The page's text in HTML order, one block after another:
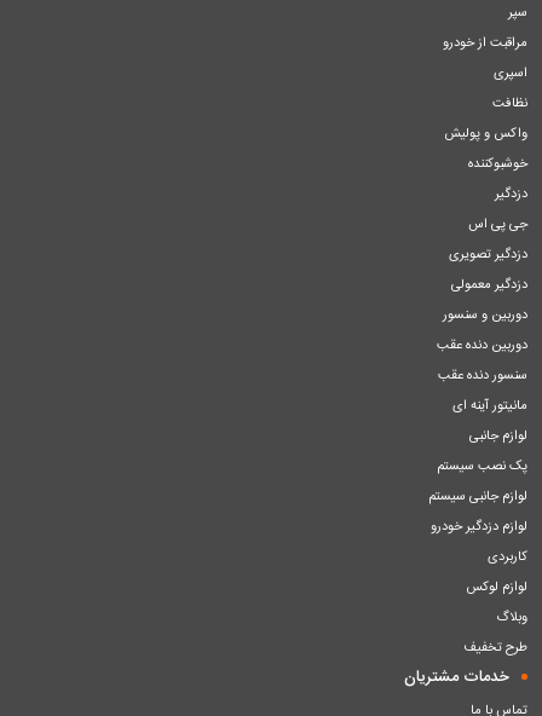
سپر
مراقبت از خودرو
اسپری
نظافت
واکس و پولیش
خوشبوکننده
دزدگیر
جی پی اس
دزدگیر تصویری
دزدگیر معمولی
دوربین و سنسور
دوربین دنده عقب
سنسور دنده عقب
مانیتور آینه ای
لوازم جانبی
پک نصب سیستم
لوازم جانبی سیستم
لوازم دزدگیر خودرو
کاربردی
لوازم لوکس
وبلاگ
طرح تخفیف
خدمات مشتریان
تماس با ما